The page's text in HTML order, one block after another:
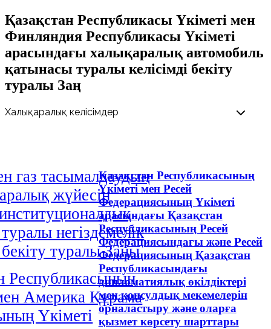
Қазақстан Республикасы Үкіметі мен
Финляндия Республикасы Үкіметі
арасындағы халықаралық автомобиль
қатынасы туралы келісімді бекіту
туралы Заң
газ тасымалдаудың
жүйесін
туралы негіздемелік
бекіту туралы Заңы
Республикасының
Америка Құрама
Үкіметі
Қазақстан Республикасының
Үкіметі мен Ресей
Федерациясының Үкіметі
арасындағы Қазақстан
Республикасының Ресей
Федерациясындағы және Ресей
Федерациясының Қазақстан
Республикасындағы
дипломатиялық өкілдіктері
мен консулдық мекемелерін
орналастыру және оларға
қызмет көрсету шарттары